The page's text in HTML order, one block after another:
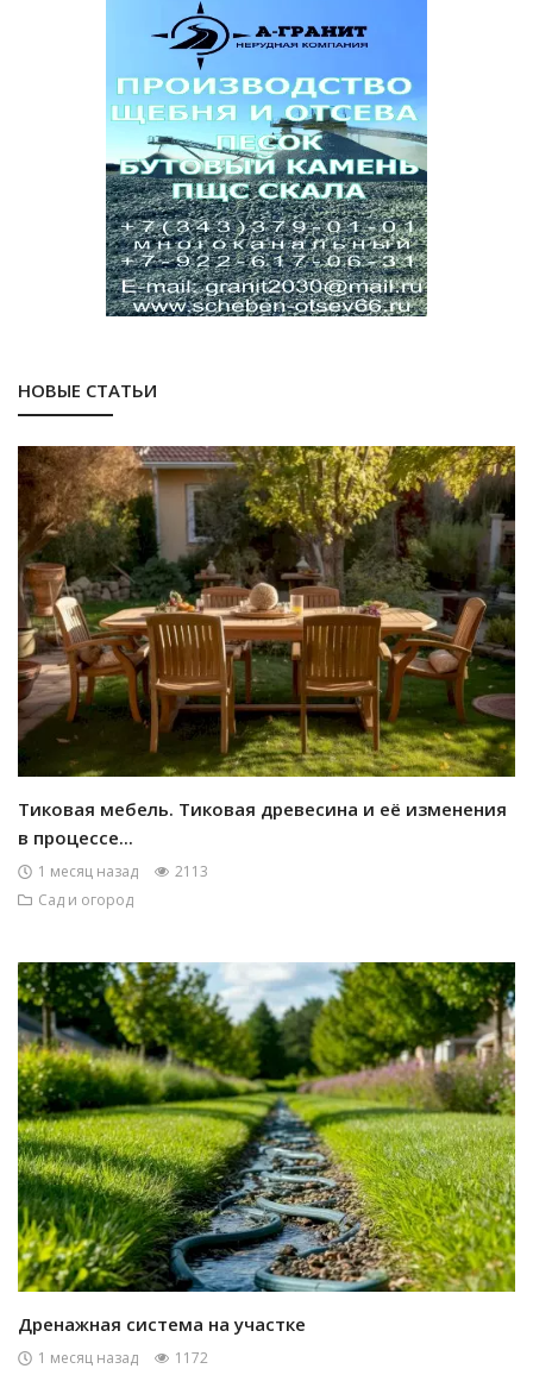
НОВЫЕ СТАТЬИ
Тиковая мебель. Тиковая древесина и её изменения
в процессе...
1 месяц назад
2113
Сад и огород
Дренажная система на участке
1 месяц назад
1172